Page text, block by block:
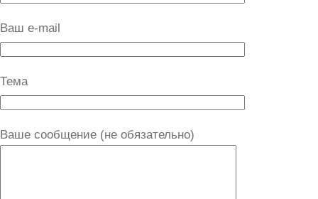
Ваш e-mail
Тема
Ваше сообщение (не обязательно)